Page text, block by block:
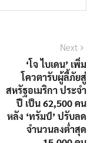
Next
‘โจ ไบเดน’ เพิ่ม
โควตารับผู้ลี้ภัยสู่
สหรัฐอเมริกา ประจำ
ปี เป็น 62,500 คน
หลัง ‘ทรัมป์’ ปรับลด
จำนวนลงต่ำสุด